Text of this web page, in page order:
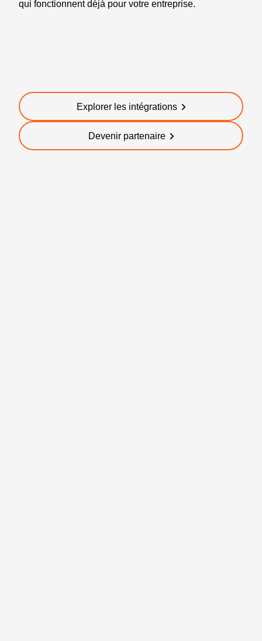
qui fonctionnent déjà pour votre entreprise.
Explorer les intégrations
Devenir partenaire